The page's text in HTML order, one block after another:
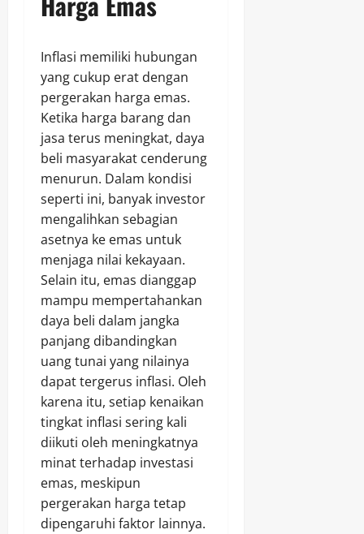
Inflasi memiliki hubungan
yang cukup erat dengan
pergerakan harga emas.
Ketika harga barang dan
jasa terus meningkat, daya
beli masyarakat cenderung
menurun. Dalam kondisi
seperti ini, banyak investor
mengalihkan sebagian
asetnya ke emas untuk
menjaga nilai kekayaan.
Selain itu, emas dianggap
mampu mempertahankan
daya beli dalam jangka
panjang dibandingkan
uang tunai yang nilainya
dapat tergerus inflasi. Oleh
karena itu, setiap kenaikan
tingkat inflasi sering kali
diikuti oleh meningkatnya
minat terhadap investasi
emas, meskipun
pergerakan harga tetap
dipengaruhi faktor lainnya.